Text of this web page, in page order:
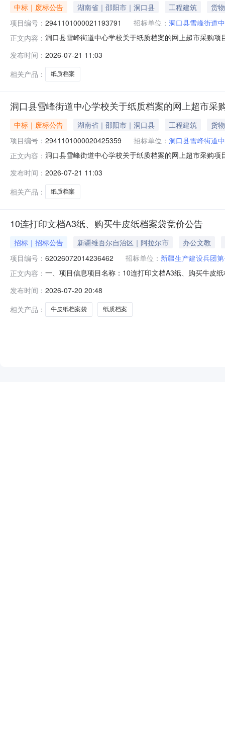
中标｜废标公告 湖南省｜邵阳市｜洞口县 工程建筑
货物
项目编号： 2941101000021193791 招标单位： 洞口县雪峰街道
正文内容： 洞口县雪峰街道中心学校关于纸质档案的网上超市采购
不需要采购。八、其他事项：https://hunan.zcygov.cn
发布时间： 2026-07-21 11:03
相关产品：
纸质档案
洞口县雪峰街道中心学校关于纸质档案的网上超市采
中标｜废标公告 湖南省｜邵阳市｜洞口县 工程建筑
货物
项目编号： 2941101000020425359 招标单位： 洞口县雪峰街道
正文内容： 洞口县雪峰街道中心学校关于纸质档案的网上超市采购
没有采购需求。八、其他事项：https://hunan.zcygov.cn
发布时间： 2026-07-21 11:03
相关产品：
纸质档案
10连打印文档A3纸、购买牛皮纸档案袋竞价公告
招标｜招标公告 新疆维吾尔自治区｜阿拉尔市
办公文教
项目编号： 62026072014236462 招标单位： 新疆生产建设兵团
正文内容： 一、项目信息项目名称：10连打印文档A3纸、购买牛皮
购法》第二十二条的规定。二、采购需求清单商品名称
发布时间： 2026-07-20 20:48
相关产品：
牛皮纸档案袋 纸质档案